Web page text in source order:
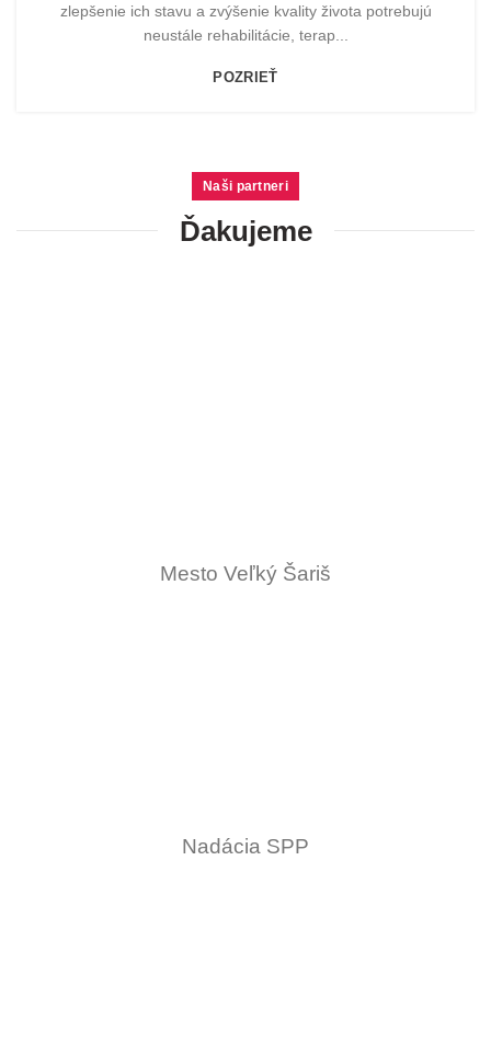
zlepšenie ich stavu a zvýšenie kvality života potrebujú
neustále rehabilitácie, terap...
POZRIEŤ
Naši partneri
Ďakujeme
Mesto Veľký Šariš
Nadácia SPP